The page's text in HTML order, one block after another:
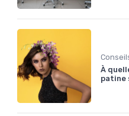
À
patine